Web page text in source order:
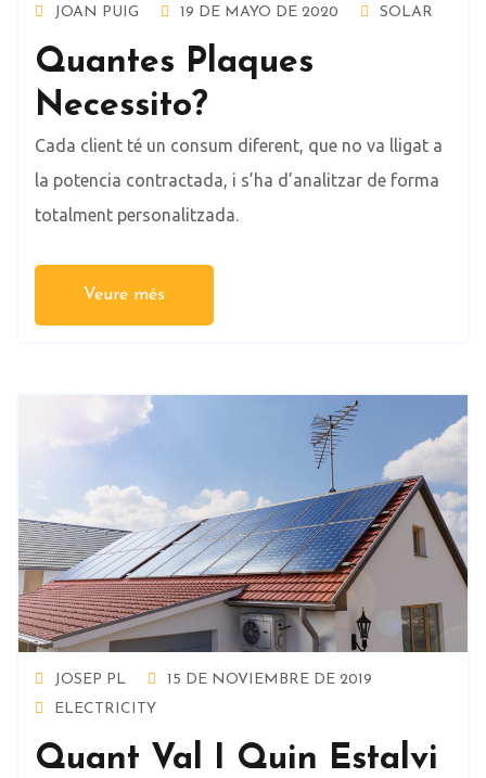
JOAN PUIG 19 DE MAYO DE 2020 SOLAR
Quantes Plaques
Necessito?
Cada client té un consum diferent, que no va lligat a
la potencia contractada, i s’ha d’analitzar de forma
totalment personalitzada.
Veure més
JOSEP PL
15 DE NOVIEMBRE DE 2019
ELECTRICITY
Quant Val I Quin Estalvi